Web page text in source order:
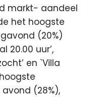
markt- aandeel
het hoogste
(20%)
20.00 uur’,
en `Villa
(28%),